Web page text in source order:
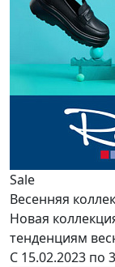
Sale
Весенняя
Новая
тенденциям
С 15.02.2023 по